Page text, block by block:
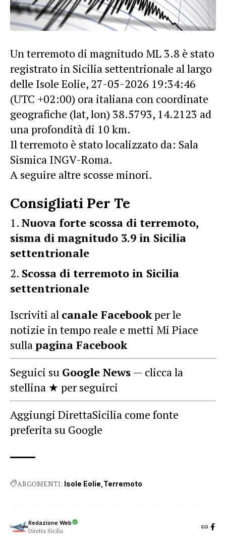
Un terremoto di magnitudo ML 3.8 è stato
registrato in Sicilia settentrionale al largo
delle Isole Eolie, 27-05-2026 19:34:46
(UTC +02:00) ora italiana con coordinate
geografiche (lat, lon) 38.5793, 14.2123 ad
una profondità di 10 km.
Il terremoto è stato localizzato da: Sala
Sismica INGV-Roma.
A seguire altre scosse minori.
Consigliati Per Te
Nuova forte scossa di terremoto,
sisma di magnitudo 3.9 in Sicilia
settentrionale
Scossa di terremoto in Sicilia
settentrionale
Iscriviti al canale Facebookper le
notizie in tempo reale e metti Mi Piace
sullapagina Facebook
Seguici su Google News — clicca la
stellina ★ per seguirci
Aggiungi DirettaSicilia come fonte
preferita su Google
ARGOMENTI: Isole Eolie Terremoto
Redazione Web
Diretta Sicilia